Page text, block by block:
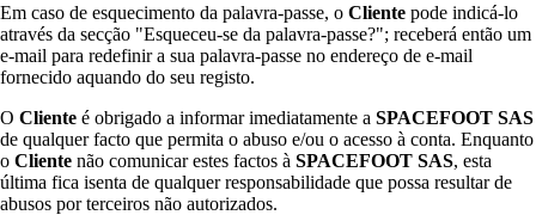
Em caso de esquecimento da palavra-passe, o Cliente pode indicá-lo
através da secção "Esqueceu-se da palavra-passe?"; receberá então um
e-mail para redefinir a sua palavra-passe no endereço de e-mail
fornecido aquando do seu registo.
O Cliente é obrigado a informar imediatamente a SPACEFOOT SAS
de qualquer facto que permita o abuso e/ou o acesso à conta. Enquanto
o Cliente não comunicar estes factos à SPACEFOOT SAS, esta
última fica isenta de qualquer responsabilidade que possa resultar de
abusos por terceiros não autorizados.